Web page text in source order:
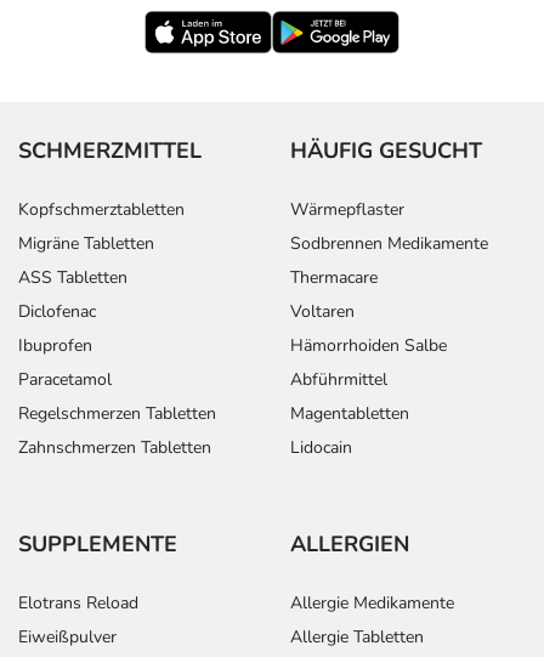
SCHMERZMITTEL
Kopfschmerztabletten
Migräne Tabletten
ASS Tabletten
Diclofenac
Ibuprofen
Paracetamol
Regelschmerzen Tabletten
Zahnschmerzen Tabletten
HÄUFIG GESUCHT
Wärmepflaster
Sodbrennen Medikamente
Thermacare
Voltaren
Hämorrhoiden Salbe
Abführmittel
Magentabletten
Lidocain
SUPPLEMENTE
Elotrans Reload
Eiweißpulver
ALLERGIEN
Allergie Medikamente
Allergie Tabletten